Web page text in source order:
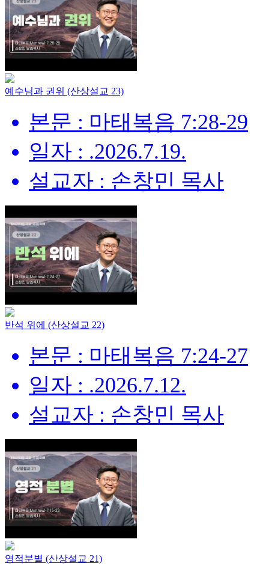
예수님과 권위 (산상설교 23)
본문 : 마태복음 7:28-29
일자 : .2026.7.19.
설교자 : 손창민 목사
반석 위에 (산상설교 22)
본문 : 마태복음 7:24-27
일자 : .2026.7.12.
설교자 : 손창민 목사
영적분별 (산상설교 21)